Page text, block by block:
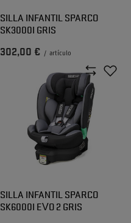
SILLA INFANTIL SPARCO
SK3000I GRIS
302,00 € / artículo
SILLA INFANTIL SPARCO
SK6000I EVO 2 GRIS